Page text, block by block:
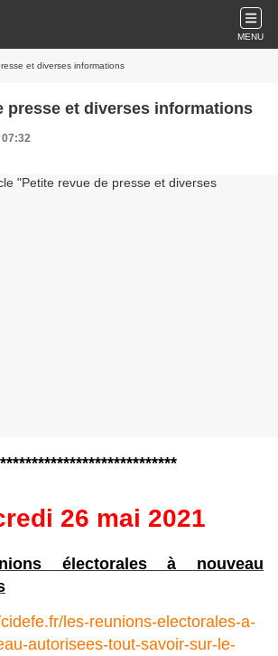
MENU
et diverses informations
presse et diverses informations
07:32
26 mai 2021
électorales à nouveau
les-reunions-electorales-a-
autorisees-tout-savoir-sur-le-